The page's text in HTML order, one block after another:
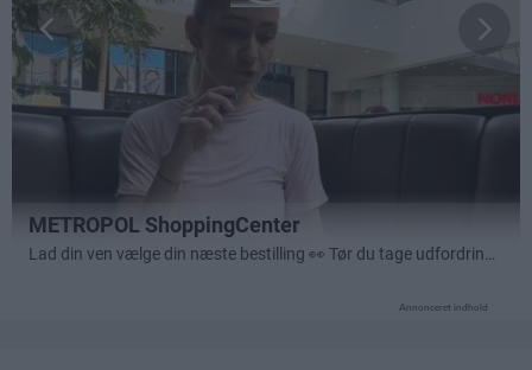
Annonceret indhold